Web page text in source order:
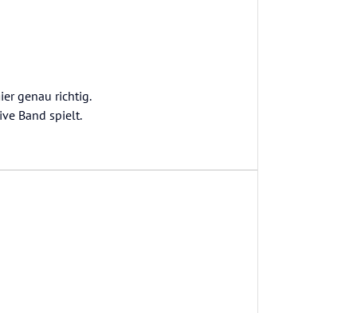
genau richtig.
Band spielt.